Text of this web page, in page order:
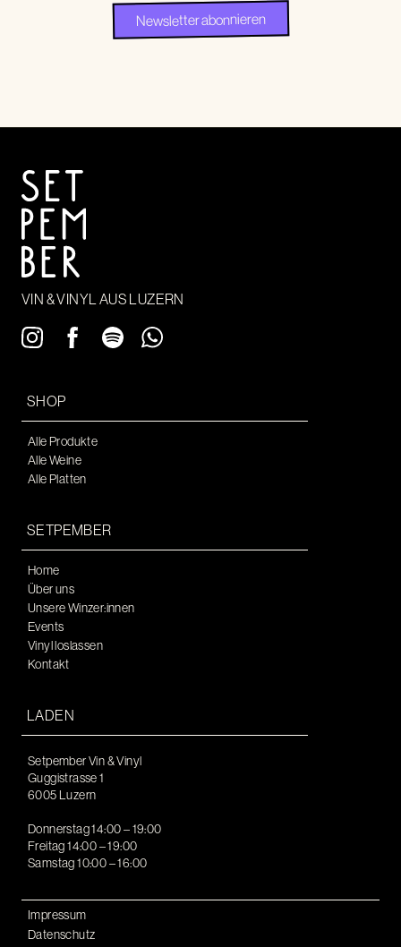
VIN & VINYL AUS LUZERN
SHOP
Alle Produkte
Alle Weine
Alle Platten
SETPEMBER
Home
Über uns
Unsere Winzer:innen
Events
Vinyl loslassen
Kontakt
LADEN
Setpember Vin & Vinyl
Guggistrasse 1
6005 Luzern
Donnerstag 14:00 – 19:00
Freitag 14:00 – 19:00
Samstag 10:00 – 16:00
Impressum
Datenschutz